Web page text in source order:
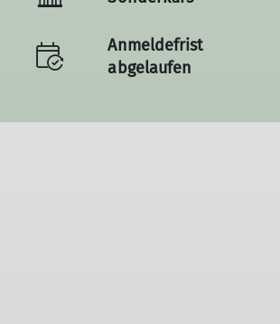
Anmeldefrist
abgelaufen